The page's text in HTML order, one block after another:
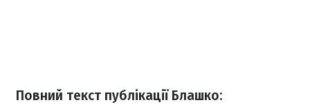
Повний текст публікації Блашко: